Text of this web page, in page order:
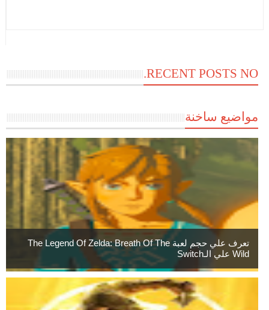
RECENT POSTS NO.
مواضيع ساخنة
تعرف علي حجم لعبة The Legend Of Zelda: Breath Of The
Wild علي الـSwitch